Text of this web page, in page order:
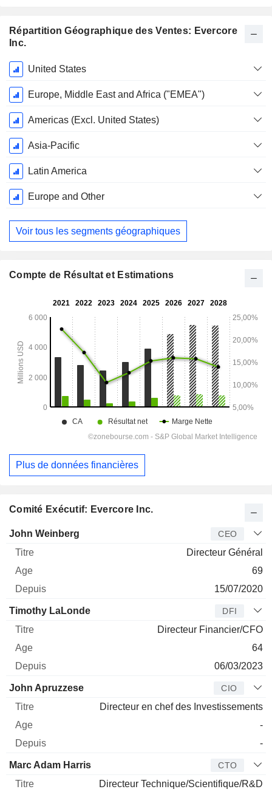
Répartition Géographique des Ventes: Evercore
Inc.
Période
Fiscale:
Décembre
United States
Europe, Middle East and Africa ("EMEA")
Americas (Excl. United States)
Asia-Pacific
Latin America
Europe and Other
Voir tous les segments géographiques
Comité Exécutif: Evercore Inc.
Dirigeant Titre
John Weinberg CEO
Directeur Général
69
15/07/2020
Timothy LaLonde DFI
Directeur Financier/CFO
64
06/03/2023
John Apruzzese CIO
Directeur en chef des Investissements
-
-
Marc Adam Harris CTO
Directeur Technique/Scientifique/R&D
Compte de Résultat et Estimations
Plus de données financières